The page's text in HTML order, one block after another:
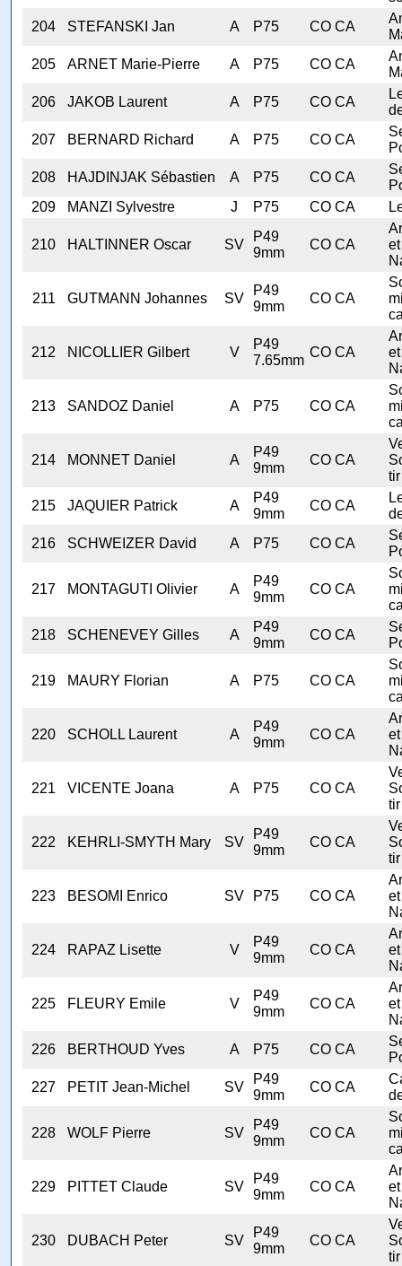
204
STEFANSKI Jan A P75 CO CA
205
ARNET Marie-Pierre A P75 CO CA
206
JAKOB Laurent A P75 CO CA
207
BERNARD Richard A P75 CO CA
208
HAJDINJAK Sébastien A P75 CO CA
209
MANZI Sylvestre J P75 CO CA
210 HALTINNER Oscar SV
P49
9mm
CO CA
et
211 GUTMANN Johannes SV
P49
9mm
CO CA
212 NICOLLIER Gilbert V
P49
7.65mm
CO CA
et
213 SANDOZ Daniel A P75 CO CA
214 MONNET Daniel A
P49
9mm
CO CA
tir
215
JAQUIER Patrick A
P49
9mm
CO CA
216
SCHWEIZER David A P75 CO CA
217 MONTAGUTI Olivier A
P49
9mm
CO CA
218
SCHENEVEY Gilles A
P49
9mm
CO CA
219 MAURY Florian A P75 CO CA
220 SCHOLL Laurent A
P49
9mm
CO CA
et
221 VICENTE Joana A P75 CO CA
tir
222 KEHRLI-SMYTH Mary SV
P49
9mm
CO CA
tir
223 BESOMI Enrico SV P75 CO CA
et
224 RAPAZ Lisette V
P49
9mm
CO CA
et
225 FLEURY Emile V
P49
9mm
CO CA
et
226
BERTHOUD Yves A P75 CO CA
227
PETIT Jean-Michel SV
P49
9mm
CO CA
228 WOLF Pierre SV
P49
9mm
CO CA
229 PITTET Claude SV
P49
9mm
CO CA
et
230 DUBACH Peter SV
P49
9mm
CO CA
tir